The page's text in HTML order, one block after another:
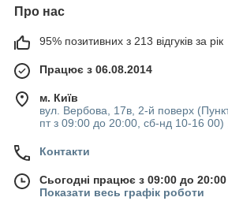
Про нас
95% позитивних з 213 відгуків за рік
Працює з 06.08.2014
м. Київ
вул. Вербова, 17в, 2-й поверх
пт з 09:00 до 20:00, сб-нд 10-16 00)
Контакти
Сьогодні працює з 09:00 до 20:00
Показати весь графік роботи